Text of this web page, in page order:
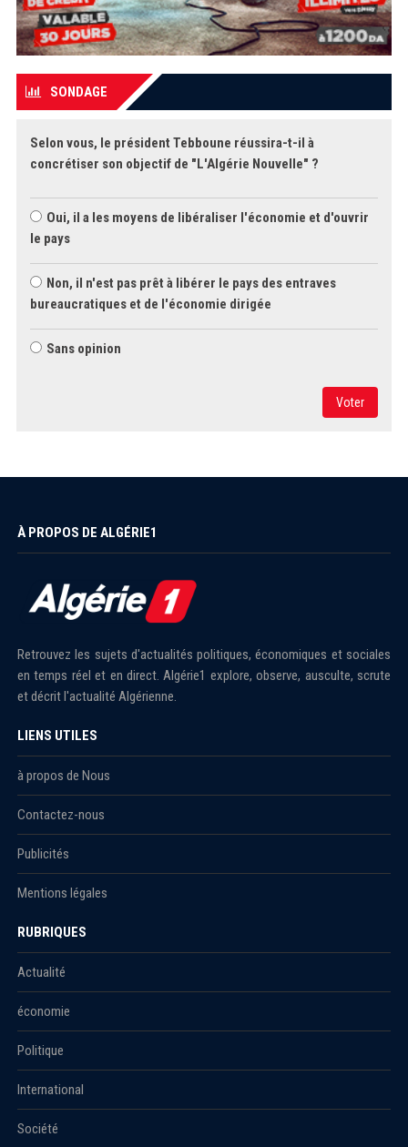
SONDAGE
Selon vous, le président Tebboune réussira-t-il à
concrétiser son objectif de "L'Algérie Nouvelle" ?
Oui, il a les moyens de libéraliser l'économie et d'ouvrir
le pays
Non, il n'est pas prêt à libérer le pays des entraves
bureaucratiques et de l'économie dirigée
Sans opinion
Voter
À PROPOS DE ALGÉRIE1
Retrouvez les sujets d'actualités politiques, économiques et sociales
en temps réel et en direct. Algérie1 explore, observe, ausculte, scrute
et décrit l'actualité Algérienne.
LIENS UTILES
à propos de Nous
Contactez-nous
Publicités
Mentions légales
RUBRIQUES
Actualité
économie
Politique
International
Société